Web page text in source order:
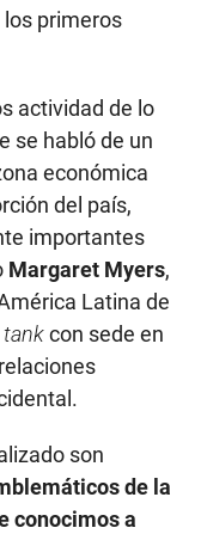
primeros
actividad de lo
se habló de un
económica
del país,
importantes
Margaret Myers,
Latina de
con sede en
son
de la
conocimos a